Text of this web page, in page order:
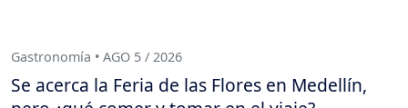
Gastronomía • AGO 5 / 2026
Se acerca la Feria de las Flores en Medellín,